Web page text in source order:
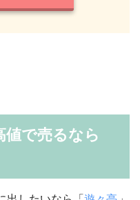
で売るなら